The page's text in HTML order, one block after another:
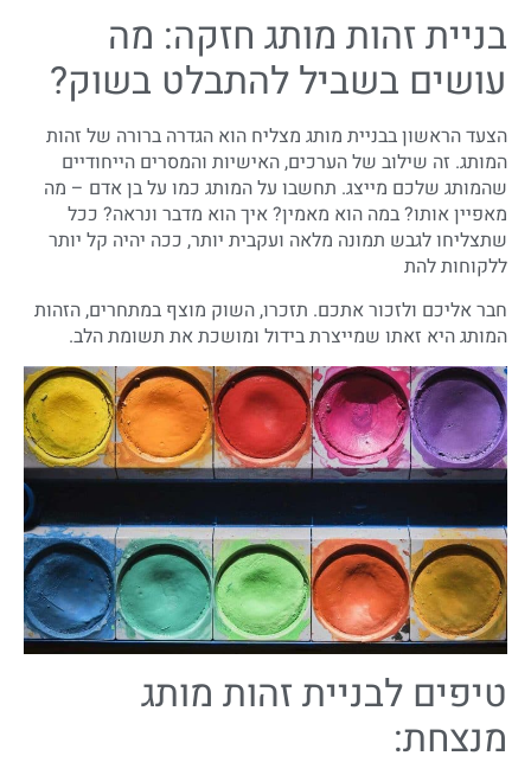
בניית זהות מותג חזקה: מה
עושים בשביל להתבלט בשוק?
הצעד הראשון בבניית מותג מצליח הוא הגדרה ברורה של זהות
המותג. זה שילוב של הערכים, האישיות והמסרים הייחודיים
שהמותג שלכם מייצג. תחשבו על המותג כמו על בן אדם – מה
מאפיין אותו? במה הוא מאמין? איך הוא מדבר ונראה? ככל
שתצליחו לגבש תמונה מלאה ועקבית יותר, ככה יהיה קל יותר
ללקוחות להת
חבר אליכם ולזכור אתכם. תזכרו, השוק מוצף במתחרים, הזהות
המותג היא זאתו שמייצרת בידול ומושכת את תשומת הלב.
טיפים לבניית זהות מותג
מנצחת: